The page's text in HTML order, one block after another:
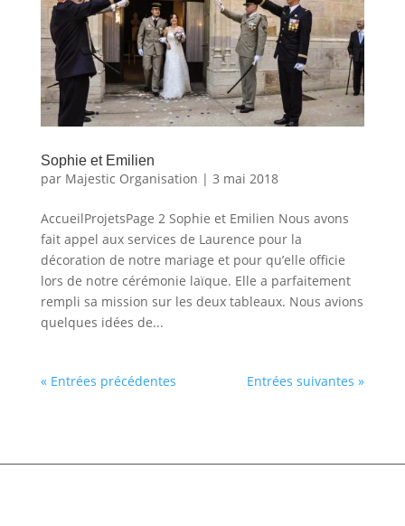
Sophie et Emilien
par Majestic Organisation | 3 mai 2018
AccueilProjetsPage 2 Sophie et Emilien Nous avons
fait appel aux services de Laurence pour la
décoration de notre mariage et pour qu’elle officie
lors de notre cérémonie laïque. Elle a parfaitement
rempli sa mission sur les deux tableaux. Nous avions
quelques idées de...
« Entrées précédentes Entrées suivantes »